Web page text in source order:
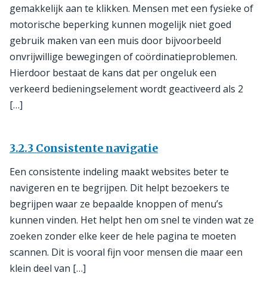
gemakkelijk aan te klikken. Mensen met een fysieke of
motorische beperking kunnen mogelijk niet goed
gebruik maken van een muis door bijvoorbeeld
onvrijwillige bewegingen of coördinatieproblemen.
Hierdoor bestaat de kans dat per ongeluk een
verkeerd bedieningselement wordt geactiveerd als 2
[…]
3.2.3 Consistente navigatie
Een consistente indeling maakt websites beter te
navigeren en te begrijpen. Dit helpt bezoekers te
begrijpen waar ze bepaalde knoppen of menu’s
kunnen vinden. Het helpt hen om snel te vinden wat ze
zoeken zonder elke keer de hele pagina te moeten
scannen. Dit is vooral fijn voor mensen die maar een
klein deel van […]